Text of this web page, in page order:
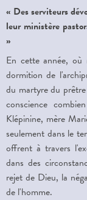
« Des serviteurs
leur ministère
»
En cette année, où
dormition de
du martyre du
conscience
Klépinine, mère
seulement dans le
offrent à travers
dans des
rejet de Dieu, la
de l'homme.